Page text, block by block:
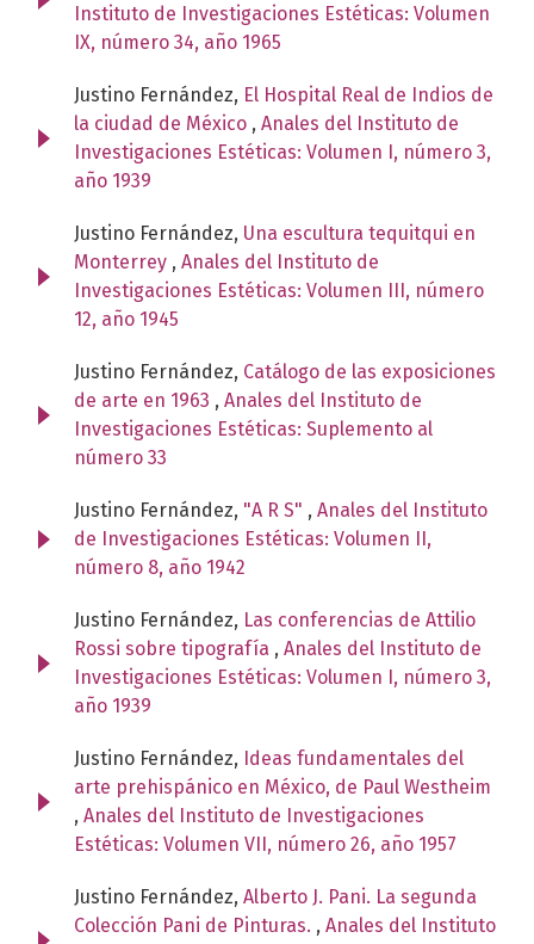
Instituto de Investigaciones Estéticas: Volumen
IX, número 34, año 1965
Justino Fernández, El Hospital Real de Indios de
la ciudad de México , Anales del Instituto de
Investigaciones Estéticas: Volumen I, número 3,
año 1939
Justino Fernández, Una escultura tequitqui en
Monterrey , Anales del Instituto de
Investigaciones Estéticas: Volumen III, número
12, año 1945
Justino Fernández, Catálogo de las exposiciones
de arte en 1963 , Anales del Instituto de
Investigaciones Estéticas: Suplemento al
número 33
Justino Fernández, "A R S" , Anales del Instituto
de Investigaciones Estéticas: Volumen II,
número 8, año 1942
Justino Fernández, Las conferencias de Attilio
Rossi sobre tipografía , Anales del Instituto de
Investigaciones Estéticas: Volumen I, número 3,
año 1939
Justino Fernández, Ideas fundamentales del
arte prehispánico en México, de Paul Westheim
, Anales del Instituto de Investigaciones
Estéticas: Volumen VII, número 26, año 1957
Justino Fernández, Alberto J. Pani. La segunda
Colección Pani de Pinturas. , Anales del Instituto